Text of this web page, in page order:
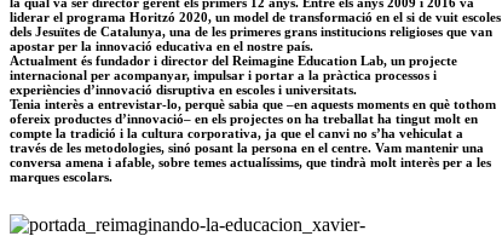
la qual va ser director gerent els primers 12 anys. Entre els anys 2009 i 2016 va
liderar el programa Horitzó 2020, un model de transformació en el si de vuit escoles
dels Jesuïtes de Catalunya, una de les primeres grans institucions religioses que van
apostar per la innovació educativa en el nostre país.
Actualment és fundador i director del Reimagine Education Lab, un projecte
internacional per acompanyar, impulsar i portar a la pràctica processos i
experiències d’innovació disruptiva en escoles i universitats.
Tenia interès a entrevistar-lo, perquè sabia que –en aquests moments en què tothom
ofereix productes d’innovació– en els projectes on ha treballat ha tingut molt en
compte la tradició i la cultura corporativa, ja que el canvi no s’ha vehiculat a
través de les metodologies, sinó posant la persona en el centre. Vam mantenir una
conversa amena i afable, sobre temes actualíssims, que tindrà molt interès per a les
marques escolars.